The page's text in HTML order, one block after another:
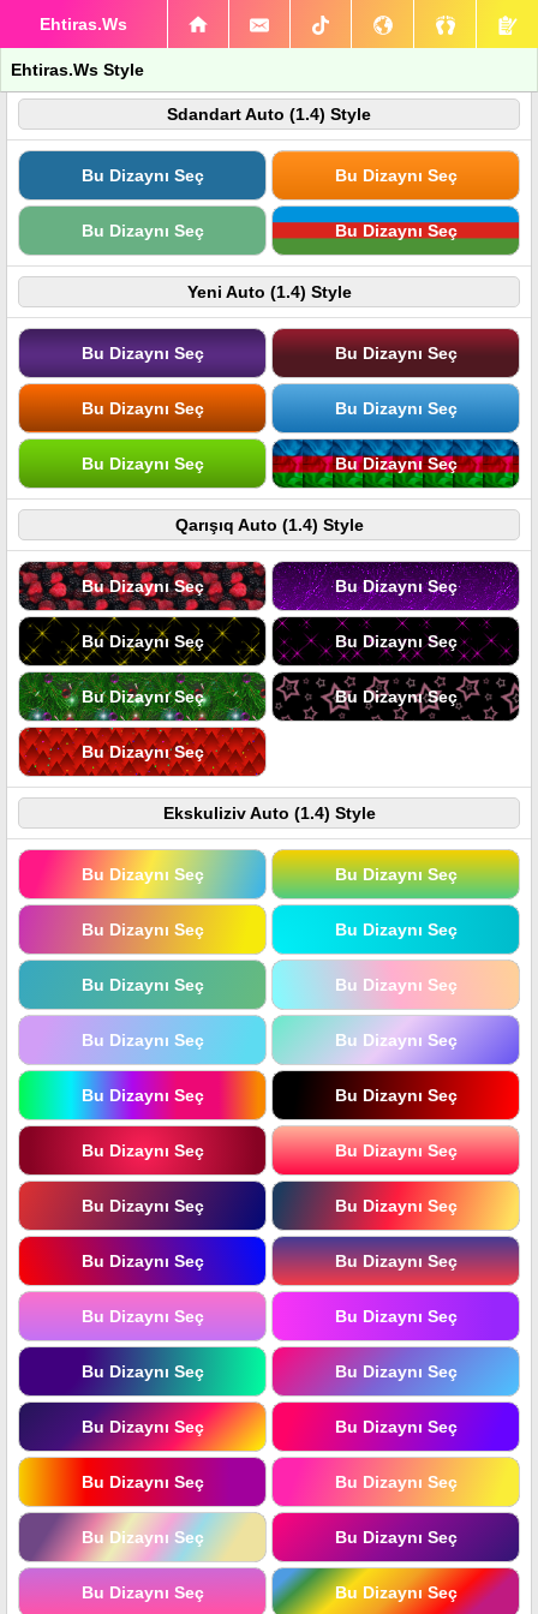
Ehtiras.Ws
Ehtiras.Ws Style
Sdandart Auto (1.4) Style
Bu Dizaynı Seç Bu Dizaynı Seç
Bu Dizaynı Seç Bu Dizaynı Seç
Yeni Auto (1.4) Style
Bu Dizaynı Seç Bu Dizaynı Seç
Bu Dizaynı Seç Bu Dizaynı Seç
Bu Dizaynı Seç Bu Dizaynı Seç
Qarışıq Auto (1.4) Style
Bu Dizaynı Seç Bu Dizaynı Seç
Bu Dizaynı Seç Bu Dizaynı Seç
Bu Dizaynı Seç Bu Dizaynı Seç
Bu Dizaynı Seç
Ekskuliziv Auto (1.4) Style
Bu Dizaynı Seç Bu Dizaynı Seç
Bu Dizaynı Seç Bu Dizaynı Seç
Bu Dizaynı Seç Bu Dizaynı Seç
Bu Dizaynı Seç Bu Dizaynı Seç
Bu Dizaynı Seç Bu Dizaynı Seç
Bu Dizaynı Seç Bu Dizaynı Seç
Bu Dizaynı Seç Bu Dizaynı Seç
Bu Dizaynı Seç Bu Dizaynı Seç
Bu Dizaynı Seç Bu Dizaynı Seç
Bu Dizaynı Seç Bu Dizaynı Seç
Bu Dizaynı Seç Bu Dizaynı Seç
Bu Dizaynı Seç Bu Dizaynı Seç
Bu Dizaynı Seç Bu Dizaynı Seç
Bu Dizaynı Seç Bu Dizaynı Seç